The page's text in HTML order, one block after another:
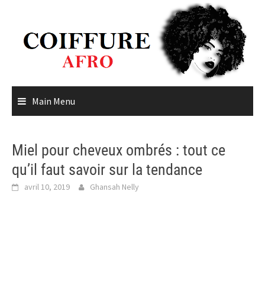
content
Main Menu
Miel pour cheveux ombrés : tout ce
qu’il faut savoir sur la tendance
avril 10, 2019 Ghansah Nelly